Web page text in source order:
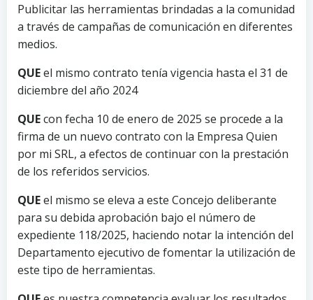
Publicitar las herramientas brindadas a la comunidad
a través de campañas de comunicación en diferentes
medios.
QUEel mismo contrato tenía vigencia hasta el 31 de
diciembre del año 2024
QUEcon fecha 10 de enero de 2025 se procede a la
firma de un nuevo contrato con la Empresa Quien
por mi SRL, a efectos de continuar con la prestación
de los referidos servicios.
QUEel mismo se eleva a este Concejo deliberante
para su debida aprobación bajo el número de
expediente 118/2025, haciendo notar la intención del
Departamento ejecutivo de fomentar la utilización de
este tipo de herramientas.